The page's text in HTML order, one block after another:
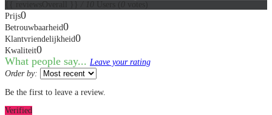
Prijs0
Betrouwbaarheid0
Klantvriendelijkheid0
Kwaliteit0
What people say... Leave your rating
Order by:
Be the first to leave a review.
Verified